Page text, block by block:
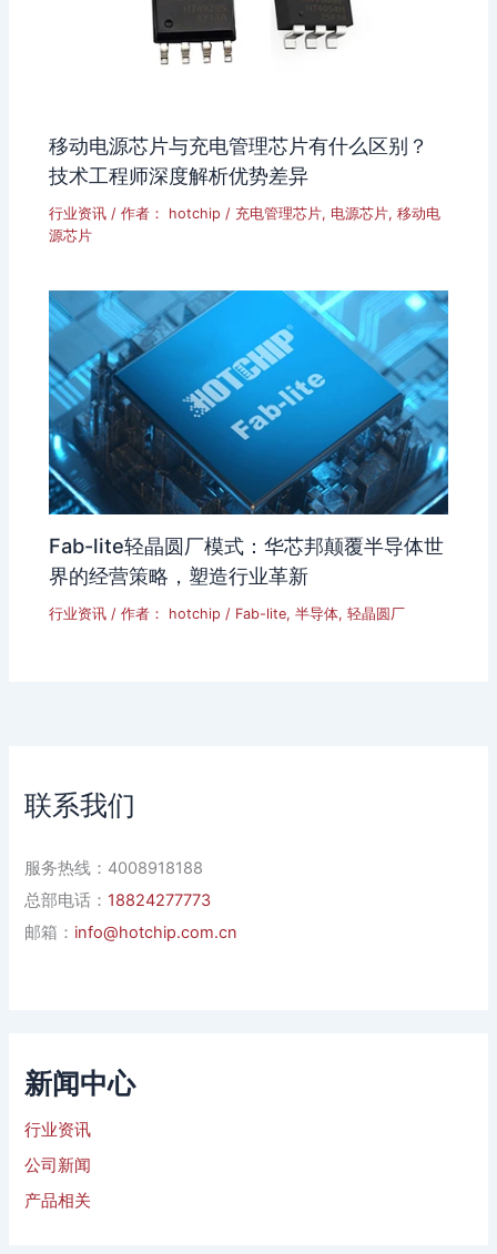
移动电源芯片与充电管理芯片有什么区别？
技术工程师深度解析优势差异
行业资讯 / 作者： hotchip / 充电管理芯片, 电源芯片,移动电
源芯片
Fab-lite轻晶圆厂模式：华芯邦颠覆半导体世
界的经营策略，塑造行业革新
行业资讯 / 作者： hotchip / Fab-lite,半导体,轻晶圆厂
联系我们
服务热线：4008918188
总部电话：18824277773
邮箱： info@hotchip.com.cn
新闻中心
行业资讯
公司新闻
产品相关